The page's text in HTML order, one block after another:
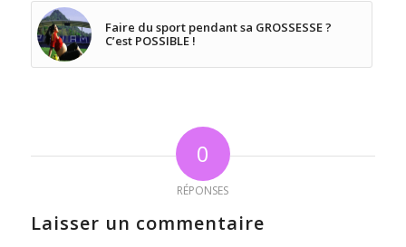
Faire du sport pendant sa GROSSESSE ?
C’est POSSIBLE !
0
RÉPONSES
Laisser un commentaire